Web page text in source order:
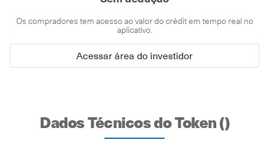
Os compradores tem acesso ao valor do crédit em tempo real no
aplicativo.
Acessar área do investidor
Dados Técnicos do Token ()